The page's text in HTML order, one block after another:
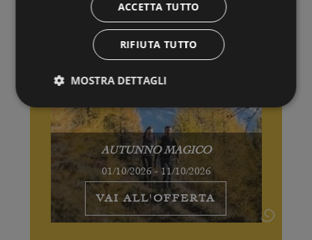
AUTUNNO MAGICO
01/10/2026 - 11/10/2026
VAI ALL'OFFERTA
ACCETTA TUTTO
RIFIUTA TUTTO
MOSTRA DETTAGLI